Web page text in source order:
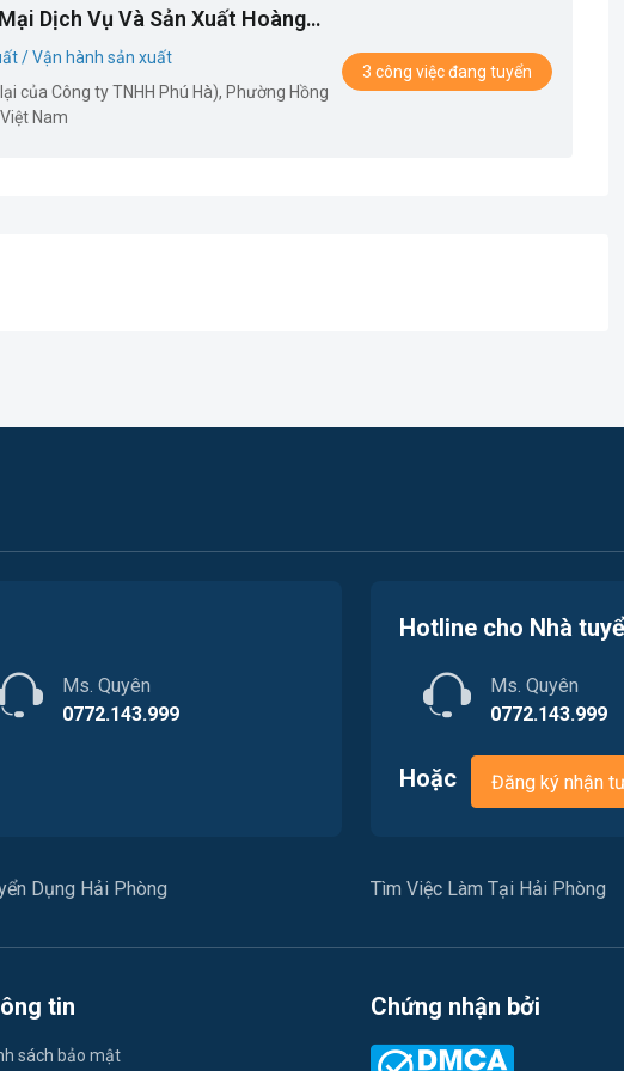
Dịch Vụ Và Sản Xuất Hoàng
/ Vận hành sản xuất
của Công ty TNHH Phú Hà), Phường Hồng
Nam
3 công việc đang tuyển
Ms. Quyên
0772.143.999
Hotline cho Nhà
Ms. Quyên
0772.143.999
Hoặc Đăng ký nhận
Dụng Hải Phòng Tìm Việc Làm Tại Hải Phòng
tin
sách bảo mật
Chứng nhận bởi